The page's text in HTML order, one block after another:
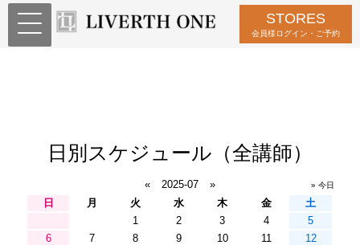
STORES
会員様ログイン・ご予約
日別スケジュール（全講師）
« 2025-07 » » 今日
日 月 火 水 木 金
土
1
2 3 4
5
6
7 8 9 10 11
12